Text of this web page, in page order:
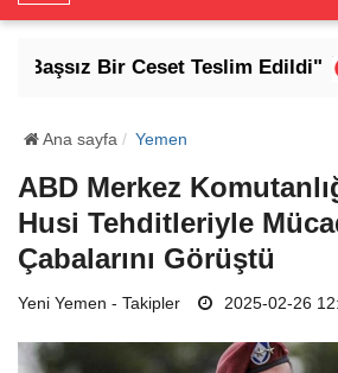
o
g
e
a
v
g
a
Bir Ceset Teslim Edildi"
Ana sayfa Yemen
ABD Merkez
Husi Tehditleriyle
Çabalarını Görüştü
Yeni Yemen - Takipler